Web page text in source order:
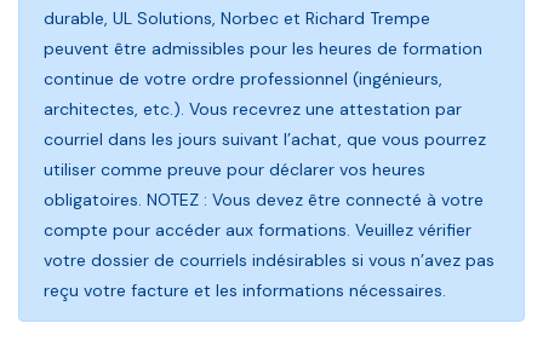
durable, UL Solutions, Norbec et Richard Trempe
peuvent être admissibles pour les heures de formation
continue de votre ordre professionnel (ingénieurs,
architectes, etc.). Vous recevrez une attestation par
courriel dans les jours suivant l’achat, que vous pourrez
utiliser comme preuve pour déclarer vos heures
obligatoires. NOTEZ : Vous devez être connecté à votre
compte pour accéder aux formations. Veuillez vérifier
votre dossier de courriels indésirables si vous n’avez pas
reçu votre facture et les informations nécessaires.